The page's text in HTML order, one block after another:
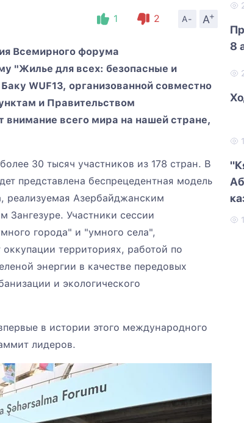
1 2 A- A
+
Всемирного форума
"Жилье для всех: безопасные и
WUF13, организованной совместно
и Правительством
всего мира на нашей стране,
30 тысяч участников из 178 стран. В
представлена беспрецедентная модель
реализуемая Азербайджанским
Зангезуре. Участники сессии
города" и "умного села",
территориях, работой по
энергии в качестве передовых
и экологического
в истории этого международного
лидеров.
8